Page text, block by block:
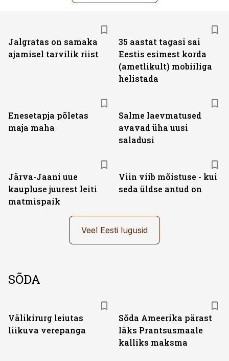
Jalgratas on samaka
ajamisel tarvilik riist
35 aastat tagasi sai
Eestis esimest korda
(ametlikult) mobiiliga
helistada
Enesetapja põletas
maja maha
Salme laevmatused
avavad üha uusi
saladusi
Järva-Jaani uue
kaupluse juurest leiti
matmispaik
Viin viib mõistuse - kui
seda üldse antud on
Veel Eesti lugusid
SÕDA
Välikirurg leiutas
liikuva verepanga
Sõda Ameerika pärast
läks Prantsusmaale
kalliks maksma